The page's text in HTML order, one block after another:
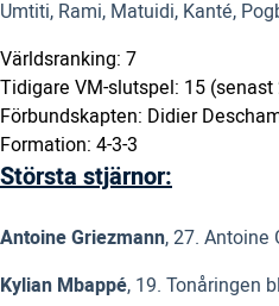
Umtiti, Rami, Matuidi, Kanté,
Världsranking: 7
Tidigare VM-slutspel: 15 (senast
Förbundskapten: Didier
Formation: 4-3-3
Största stjärnor:
Antoine Griezmann, 27. Antoine
Kylian Mbappé, 19. Tonåringen